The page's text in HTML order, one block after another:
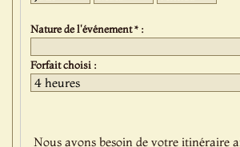
Nature de l'événement * :
Forfait choisi :
Nous avons besoin de votre itinéraire